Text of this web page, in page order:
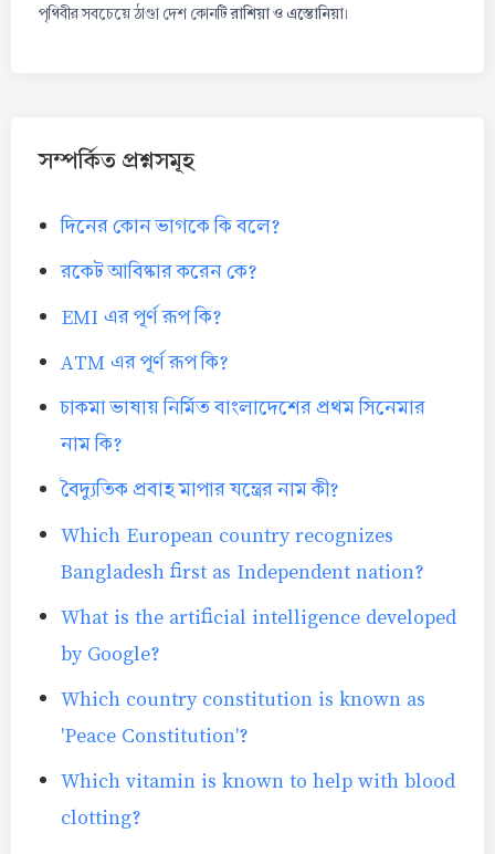
পৃথিবীর সবচেয়ে ঠাণ্ডা দেশ কোনটিরাশিয়া ও এস্তোনিয়া।
সম্পর্কিত প্রশ্নসমূহ
দিনের কোন ভাগকে কি বলে?
রকেট আবিষ্কার করেন কে?
EMI এর পূর্ণ রূপ কি?
ATM এর পূর্ণ রূপ কি?
চাকমা ভাষায় নির্মিত বাংলাদেশের প্রথম সিনেমার
নাম কি?
বৈদ্যুতিক প্রবাহ মাপার যন্ত্রের নাম কী?
Which European country recognizes
Bangladesh first as Independent nation?
What is the artificial intelligence developed
by Google?
Which country constitution is known as
'Peace Constitution'?
Which vitamin is known to help with blood
clotting?